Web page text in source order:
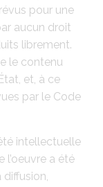
pour une
aucun droit
librement.
le contenu
et, à ce
par le Code
intellectuelle
l’oeuvre a été
diffusion,